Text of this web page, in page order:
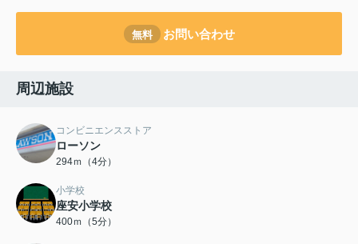
無料 お問い合わせ
周辺施設
コンビニエンスストア
ローソン
294ｍ（4分）
小学校
座安小学校
400ｍ（5分）